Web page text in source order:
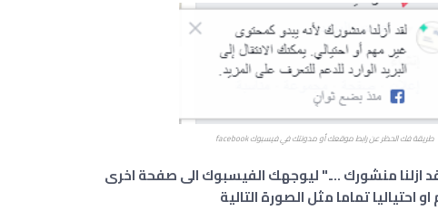
طريقة فك الحظر عن رابط موقعك أو مدونتك في فيسبوك facebook
ازلنا منشورك ...." ليوجهك الفيسبوك الى صفحة اخرى
تماما مثل الصورة التالية